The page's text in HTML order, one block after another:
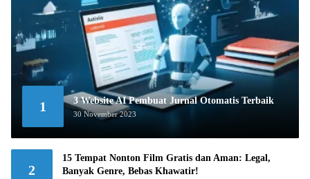
1 3 Website AI Pembuat Jurnal Otomatis Terbaik
30 November 2023
2
15 Tempat Nonton Film Gratis dan Aman: Legal,
Banyak Genre, Bebas Khawatir!